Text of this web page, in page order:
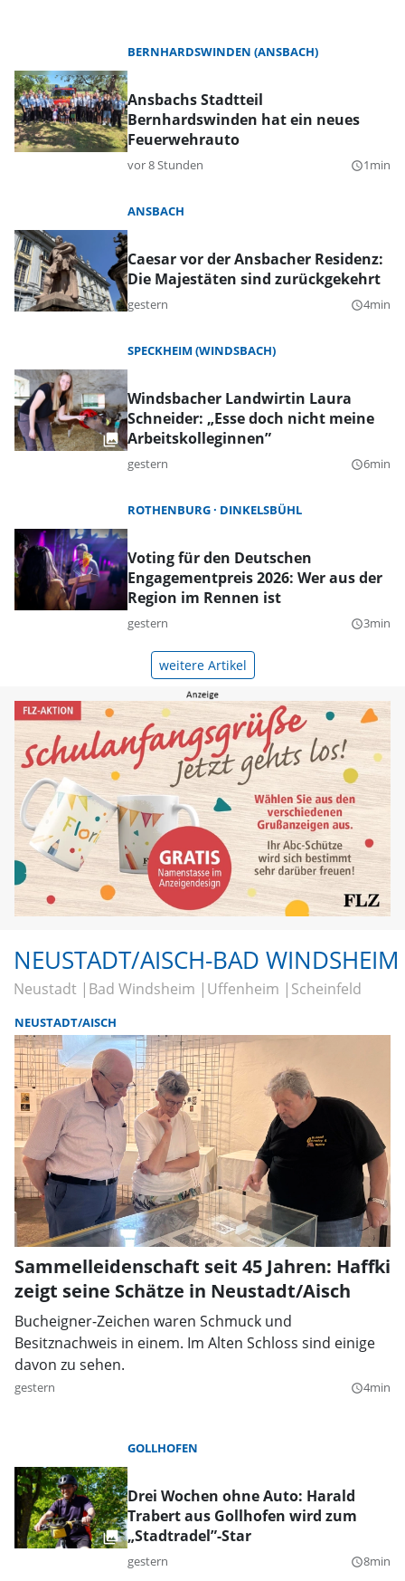
BERNHARDSWINDEN (ANSBACH)
Ansbachs Stadtteil
Bernhardswinden hat ein neues
Feuerwehrauto
vor 8 Stunden query_builder1min
ANSBACH
Caesar vor der Ansbacher Residenz:
Die Majestäten sind zurückgekehrt
gestern query_builder4min
SPECKHEIM (WINDSBACH)
Windsbacher Landwirtin Laura
Schneider: „Esse doch nicht meine
Arbeitskolleginnen”
gestern query_builder6min
ROTHENBURG DINKELSBÜHL
Voting für den Deutschen
Engagementpreis 2026: Wer aus der
Region im Rennen ist
gestern query_builder3min
weitere Artikel
NEUSTADT/AISCH-BAD WINDSHEIM
Neustadt Bad Windsheim Uffenheim Scheinfeld
NEUSTADT/AISCH
Sammelleidenschaft seit 45 Jahren: Haffki
zeigt seine Schätze in Neustadt/Aisch
Bucheigner-Zeichen waren Schmuck und
Besitznachweis in einem. Im Alten Schloss sind einige
davon zu sehen.
gestern query_builder4min
GOLLHOFEN
Drei Wochen ohne Auto: Harald
Trabert aus Gollhofen wird zum
„Stadtradel”-Star
gestern query_builder8min